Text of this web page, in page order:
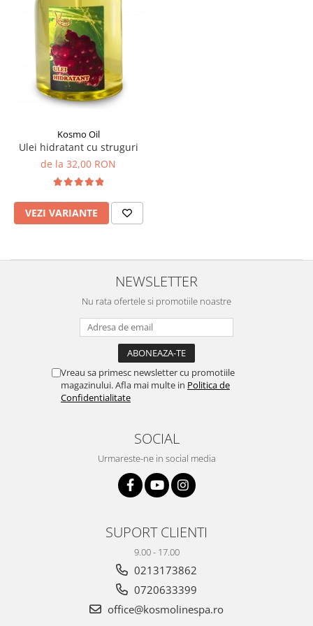
TERAPEUTIC
THAILANDEZ (LOMI-LOMI)
Kosmo Oil
Ulei hidratant cu struguri
de la 32,00 RON
VEZI VARIANTE
NEWSLETTER
Nu rata ofertele si promotiile noastre
Vreau sa primesc newsletter cu promotiile
magazinului. Afla mai multe in Politica de
Confidentialitate
SOCIAL
Urmareste-ne in social media
SUPORT CLIENTI
9.00 - 17.00
0213173862
0720633399
office@kosmolinespa.ro